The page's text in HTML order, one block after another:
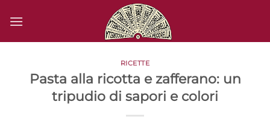
RICETTE
Pasta alla ricotta e zafferano: un
tripudio di sapori e colori